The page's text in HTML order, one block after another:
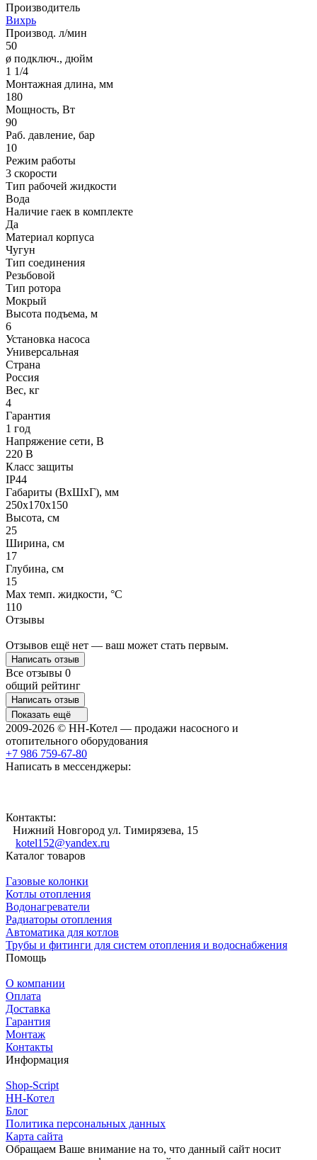
Производитель
Вихрь
Производ. л/мин
50
ø подключ., дюйм
1 1/4
Монтажная длина, мм
180
Мощность, Вт
90
Раб. давление, бар
10
Режим работы
3 скорости
Тип рабочей жидкости
Вода
Наличие гаек в комплекте
Да
Материал корпуса
Чугун
Тип соединения
Резьбовой
Тип ротора
Мокрый
Высота подъема, м
6
Установка насоса
Универсальная
Страна
Россия
Вес, кг
4
Гарантия
1 год
Напряжение сети, В
220 В
Класс защиты
IP44
Габариты (ВхШхГ), мм
250x170x150
Высота, см
25
Ширина, см
17
Глубина, см
15
Max темп. жидкости, °С
110
Отзывы
Отзывов ещё нет — ваш может стать первым.
Написать отзыв
Все отзывы 0
общий рейтинг
Написать отзыв
Показать ещё
2009-2026 © НН-Котел — продажи насосного и
отопительного оборудования
+7 986 759-67-80
Написать в мессенджеры:
Контакты:
Нижний Новгород ул. Тимирязева, 15
kotel152@yandex.ru
Каталог товаров
Газовые колонки
Котлы отопления
Водонагреватели
Радиаторы отопления
Автоматика для котлов
Трубы и фитинги для систем отопления и водоснабжения
Помощь
О компании
Оплата
Доставка
Гарантия
Монтаж
Контакты
Информация
Shop-Script
НН-Котел
Блог
Политика персональных данных
Карта сайта
Обращаем Ваше внимание на то, что данный сайт носит